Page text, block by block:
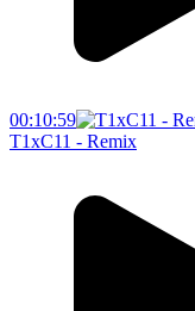
00:10:59
T1xC11 - Remix